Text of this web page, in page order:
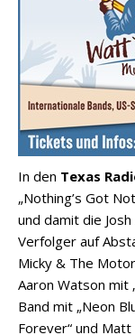
In den Texas
„Nothing’s Got
und damit die
Verfolger auf
Micky & The
Aaron Watson mit
Band mit „Neon
Forever“ und